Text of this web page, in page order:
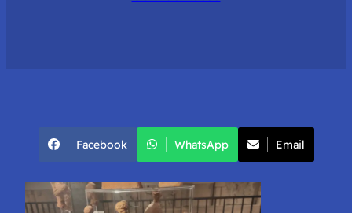
Facebook WhatsApp Email